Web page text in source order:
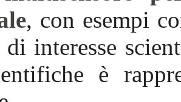
, con esempi
di interesse
è